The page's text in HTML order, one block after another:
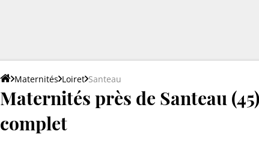
Maternités Loiret Santeau
Maternités près de Santeau
complet